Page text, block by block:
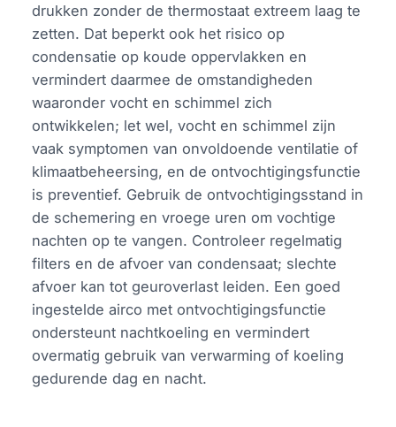
drukken zonder de thermostaat extreem laag te
zetten. Dat beperkt ook het risico op
condensatie op koude oppervlakken en
vermindert daarmee de omstandigheden
waaronder vocht en schimmel zich
ontwikkelen; let wel, vocht en schimmel zijn
vaak symptomen van onvoldoende ventilatie of
klimaatbeheersing, en de ontvochtigingsfunctie
is preventief. Gebruik de ontvochtigingsstand in
de schemering en vroege uren om vochtige
nachten op te vangen. Controleer regelmatig
filters en de afvoer van condensaat; slechte
afvoer kan tot geuroverlast leiden. Een goed
ingestelde airco met ontvochtigingsfunctie
ondersteunt nachtkoeling en vermindert
overmatig gebruik van verwarming of koeling
gedurende dag en nacht.